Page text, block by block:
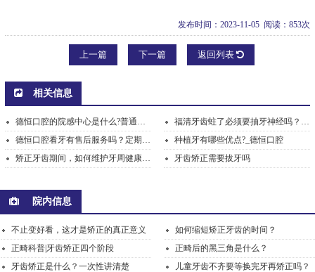
发布时间：2023-11-05 阅读：853次
上一篇 下一篇 返回列表
相关信息
德恒口腔的院感中心是什么?普通诊所没有吗?
福清牙齿蛀了必须要抽牙神经吗？_德恒口腔
德恒口腔看牙有售后服务吗？定期提醒复查吗
种植牙有哪些优点?_德恒口腔
矫正牙齿期间，如何维护牙周健康？_德恒口腔
牙齿矫正需要拔牙吗
院内信息
不止变好看，这才是矫正的真正意义
如何缩短矫正牙齿的时间？
正畸科普|牙齿矫正四个阶段
正畸后的黑三角是什么？
牙齿矫正是什么？一次性讲清楚
儿童牙齿不齐要等换完牙再矫正吗？